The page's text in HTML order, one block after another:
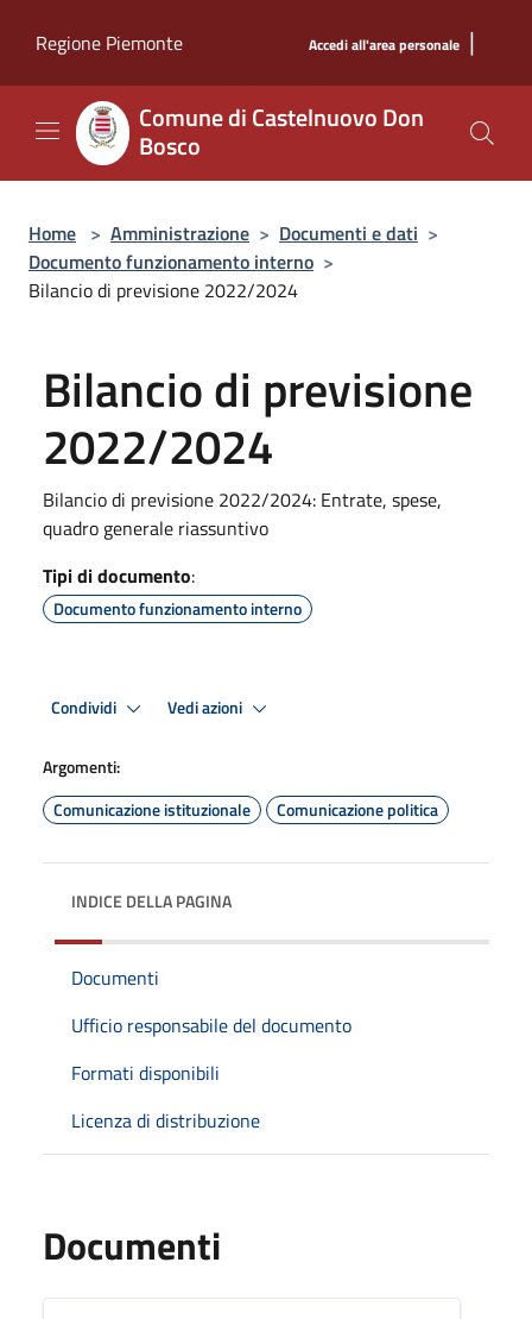
Regione Piemonte
Accedi all'area personale |
Comune di Castelnuovo Don
Bosco
Home > Amministrazione > Documenti e dati >
Documento funzionamento interno >
Bilancio di previsione 2022/2024
Bilancio di previsione
2022/2024
Bilancio di previsione 2022/2024: Entrate, spese,
quadro generale riassuntivo
Tipi di documento:
Documento funzionamento interno
Condividi Vedi azioni
Argomenti:
Comunicazione istituzionale
Comunicazione politica
INDICE DELLA PAGINA
Documenti
Ufficio responsabile del documento
Formati disponibili
Licenza di distribuzione
Documenti